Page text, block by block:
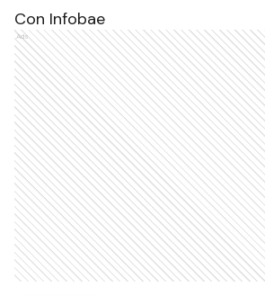
Con Infobae
Ads